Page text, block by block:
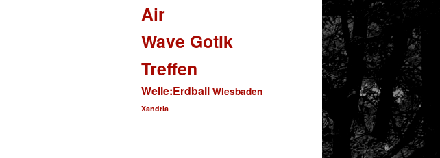
Air
Wave Gotik
Treffen
Welle:Erdball Wiesbaden
Xandria